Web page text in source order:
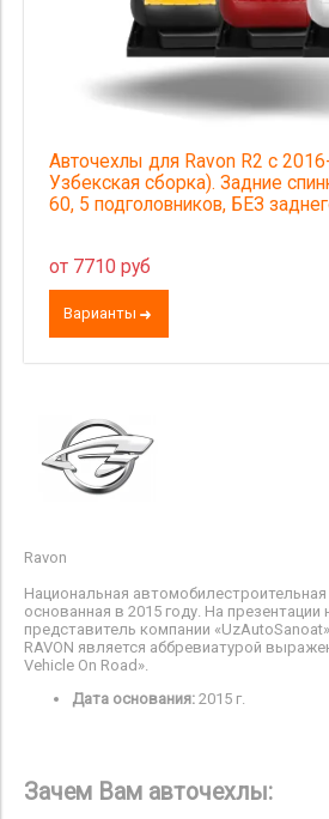
Авточехлы для Ravon R2 с
Узбекская сборка). Задние
60, 5 подголовников, БЕЗ
от 7710 руб
Варианты
Ravon
Национальная автомобилестроительная
основанная в 2015 году. На
представитель компании
RAVON является аббревиатурой
Vehicle On Road».
Дата основания: 2015 г.
Зачем Вам авточехлы: